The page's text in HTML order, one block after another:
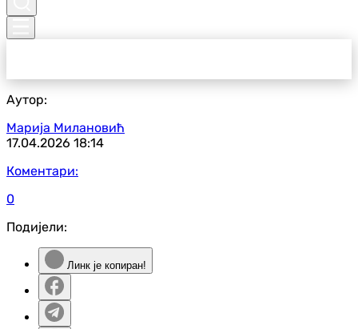
Аутор:
Марија Милановић
17.04.2026 18:14
Коментари:
0
Подијели:
Линк је копиран!